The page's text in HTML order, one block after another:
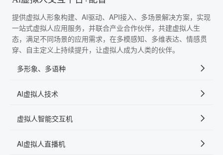
提供虚拟人形象构建、AI驱动、API接入、多场景解决方案，实现
一站式虚拟人应用服务，并联合产业合作伙伴，共建虚拟人生
态，满足不同场景的应用需求，在多模感知、多维表达、情感贯
穿、自主定义上持续提升，让虚拟人成为人类的伙伴。
多形象、多语种
AI虚拟人技术
虚拟人智能交互机
AI虚拟人直播机